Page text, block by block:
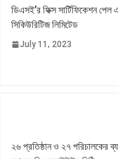
ডিএসই’র ফিক্স সার্টিফিকেশন পেল
সিকিউরিটিজ লিমিটেড
July 11, 2023
২৬ প্রতিষ্ঠান ও ২৭ পরিচালকের